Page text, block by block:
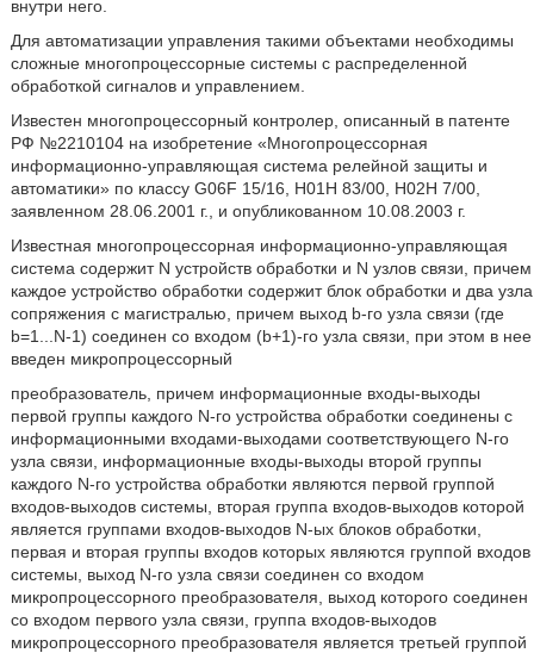
внутри него.
Для автоматизации управления такими объектами необходимы
сложные многопроцессорные системы с распределенной
обработкой сигналов и управлением.
Известен многопроцессорный контролер, описанный в патенте
РФ №2210104 на изобретение «Многопроцессорная
информационно-управляющая система релейной защиты и
автоматики» по классу G06F 15/16, Н01Н 83/00, Н02Н 7/00,
заявленном 28.06.2001 г., и опубликованном 10.08.2003 г.
Известная многопроцессорная информационно-управляющая
система содержит N устройств обработки и N узлов связи, причем
каждое устройство обработки содержит блок обработки и два узла
сопряжения с магистралью, причем выход b-го узла связи (где
b=1...N-1) соединен со входом (b+1)-го узла связи, при этом в нее
введен микропроцессорный
преобразователь, причем информационные входы-выходы
первой группы каждого N-го устройства обработки соединены с
информационными входами-выходами соответствующего N-го
узла связи, информационные входы-выходы второй группы
каждого N-го устройства обработки являются первой группой
входов-выходов системы, вторая группа входов-выходов которой
является группами входов-выходов N-ых блоков обработки,
первая и вторая группы входов которых являются группой входов
системы, выход N-го узла связи соединен со входом
микропроцессорного преобразователя, выход которого соединен
со входом первого узла связи, группа входов-выходов
микропроцессорного преобразователя является третьей группой